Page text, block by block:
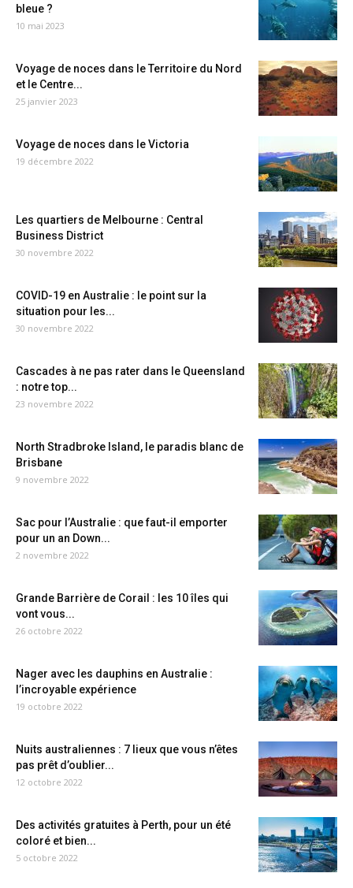
bleue ?
10 mai 2023
Voyage de noces dans le Territoire du Nord
et le Centre...
25 janvier 2023
Voyage de noces dans le Victoria
19 décembre 2022
Les quartiers de Melbourne : Central
Business District
30 novembre 2022
COVID-19 en Australie : le point sur la
situation pour les...
30 novembre 2022
Cascades à ne pas rater dans le Queensland
: notre top...
23 novembre 2022
North Stradbroke Island, le paradis blanc de
Brisbane
9 novembre 2022
Sac pour l’Australie : que faut-il emporter
pour un an Down...
2 novembre 2022
Grande Barrière de Corail : les 10 îles qui
vont vous...
26 octobre 2022
Nager avec les dauphins en Australie :
l’incroyable expérience
19 octobre 2022
Nuits australiennes : 7 lieux que vous n’êtes
pas prêt d’oublier...
12 octobre 2022
Des activités gratuites à Perth, pour un été
coloré et bien...
5 octobre 2022